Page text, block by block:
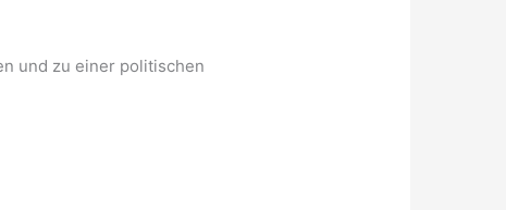
und zu einer politischen